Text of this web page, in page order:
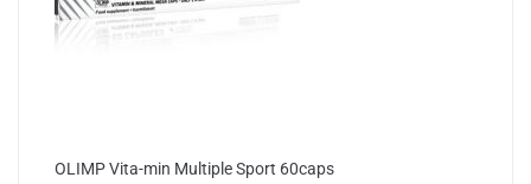
OLIMP Vita-min Multiple Sport 60caps